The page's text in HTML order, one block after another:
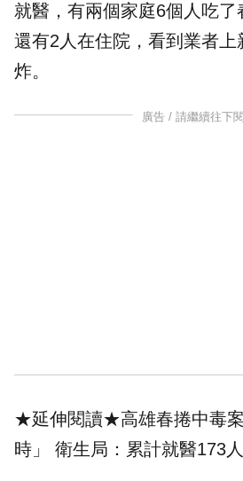
就醫，有兩個家庭6個人吃
還有2人在住院，看到業者上
炸。
廣告 / 請繼續往下
★延伸閱讀★高雄春捲中毒
時」 衛生局：累計就醫173人